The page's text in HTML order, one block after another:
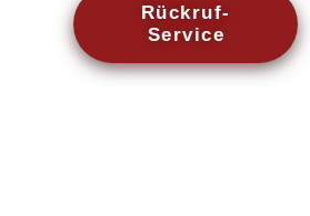
Rückruf-
Service